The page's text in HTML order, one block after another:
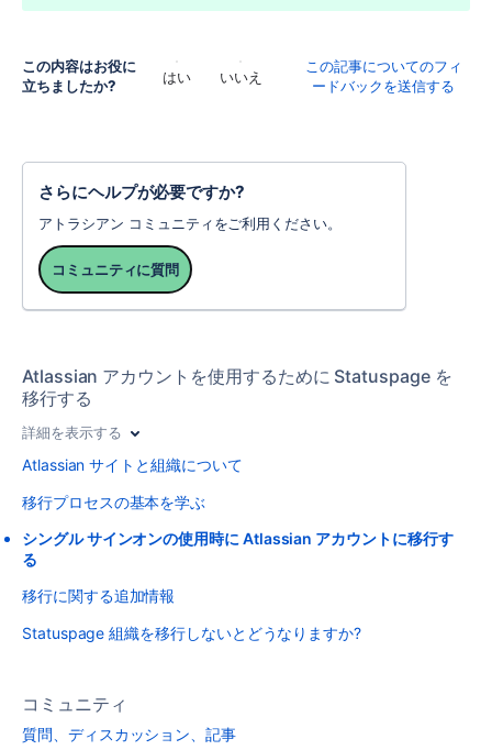
この内容はお役に
立ちましたか?
はい いいえ
この記事についてのフィ
ードバックを送信する
さらにヘルプが必要ですか?
アトラシアン コミュニティをご利用ください。
コミュニティに質問
Atlassian アカウントを使用するために Statuspage を
移行する
詳細を表示する
Atlassian サイトと組織について
移行プロセスの基本を学ぶ
シングル サインオンの使用時に Atlassian アカウントに移行す
る
移行に関する追加情報
Statuspage 組織を移行しないとどうなりますか?
コミュニティ
質問、ディスカッション、記事